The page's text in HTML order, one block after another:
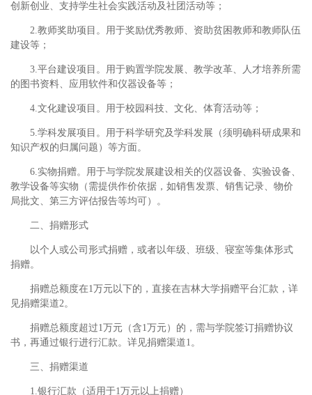
创新创业、支持学生社会实践活动及社团活动等；
2.教师奖助项目。用于奖励优秀教师、资助贫困教师和教师队伍
建设等；
3.平台建设项目。用于购置学院发展、教学改革、人才培养所需
的图书资料、应用软件和仪器设备等；
4.文化建设项目。用于校园科技、文化、体育活动等；
5.学科发展项目。用于科学研究及学科发展（须明确科研成果和
知识产权的归属问题）等方面。
6.实物捐赠。用于与学院发展建设相关的仪器设备、实验设备、
教学设备等实物（需提供作价依据，如销售发票、销售记录、物价
局批文、第三方评估报告等均可）。
二、捐赠形式
以个人或公司形式捐赠，或者以年级、班级、寝室等集体形式
捐赠。
捐赠总额度在1万元以下的，直接在吉林大学捐赠平台汇款，详
见捐赠渠道2。
捐赠总额度超过1万元（含1万元）的，需与学院签订捐赠协议
书，再通过银行进行汇款。详见捐赠渠道1。
三、捐赠渠道
1.银行汇款（适用于1万元以上捐赠）